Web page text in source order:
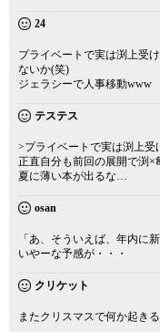
24
プライベートで実は渕上受
ないか(笑)
ジェラシーで人事移動www
テステス
>プライベートで実は渕上
正直自分も前回の展開で渕×
夏に薄い本が出るな…
osan
「あ、そういえば、年内に
いやーな予感が・・・
クリケット
またクリスマスで何か起き